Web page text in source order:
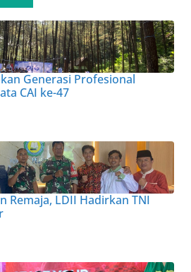
Generasi Profesional
CAI ke-47
Remaja, LDII Hadirkan TNI